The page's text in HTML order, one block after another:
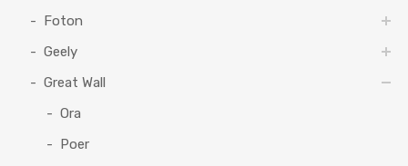
Foton
Geely
Great Wall
Ora
Poer